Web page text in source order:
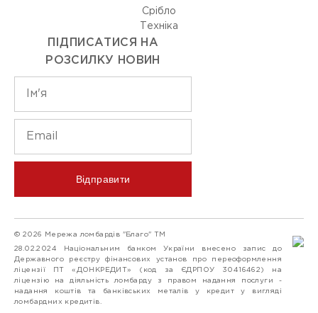
Срiбло
Технiка
ПІДПИСАТИСЯ НА
РОЗСИЛКУ НОВИН
Відправити
© 2026 Мережа ломбардів "Благо" ТМ
28.02.2024 Національним банком України внесено запис до
Державного реєстру фінансових установ про переоформлення
ліцензії ПТ «ДОНКРЕДИТ» (код за ЄДРПОУ 30416462) на
ліцензію на діяльність ломбарду з правом надання послуги -
надання коштів та банківських металів у кредит у вигляді
ломбардних кредитів.